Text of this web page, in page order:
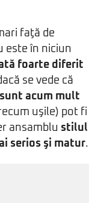
faţă de
este în niciun
foarte diferit
se vede că
acum mult
uşile) pot fi
ansamblu stilul
serios şi matur.